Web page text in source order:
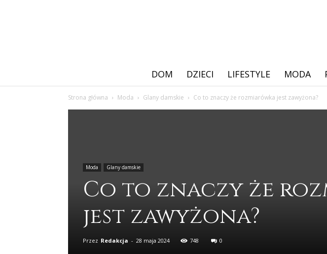
DOM DZIECI LIFESTYLE MODA
Strona główna Moda Glany damskie Co to znaczy że rozmiarówka jest zawyżona?
Moda Glany damskie
Co to znaczy że
jest zawyżona?
Przez Redakcja - 28 maja 2024 748 0